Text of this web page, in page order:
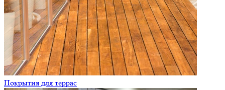
Покрытия для террас